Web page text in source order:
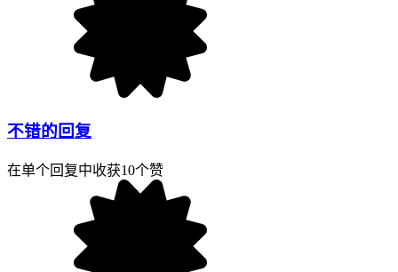
不错的回复
在单个回复中收获10个赞